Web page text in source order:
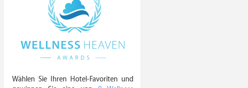
Wählen Sie Ihren Hotel-Favoriten und